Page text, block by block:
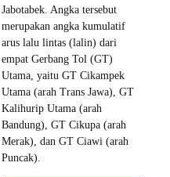
Jabotabek. Angka tersebut
merupakan angka kumulatif
arus lalu lintas (lalin) dari
empat Gerbang Tol (GT)
Utama, yaitu GT Cikampek
Utama (arah Trans Jawa), GT
Kalihurip Utama (arah
Bandung), GT Cikupa (arah
Merak), dan GT Ciawi (arah
Puncak).